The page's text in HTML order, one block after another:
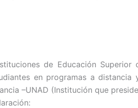
de Educación Superior
en programas a
–UNAD (Institución que